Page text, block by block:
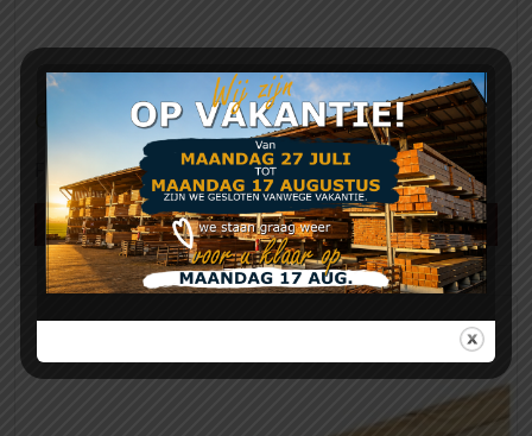
Geïmpregneerde ronde palen 80 mm
From: €10,81
Meer info